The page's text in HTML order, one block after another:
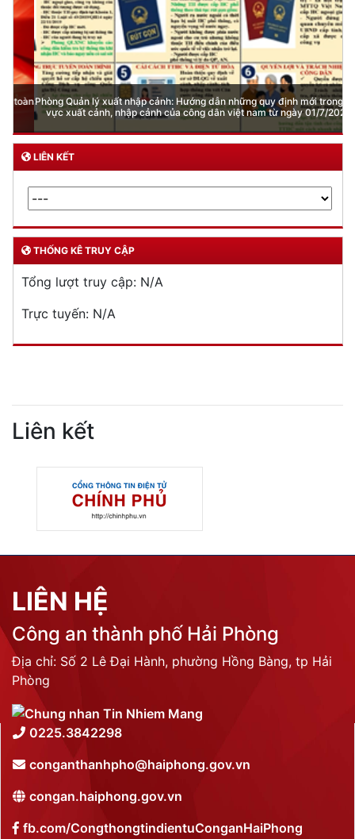
Phòng Quản lý xuất nhập cảnh: Hướng dẫn những quy định mới trong lĩnh
vực xuất cảnh, nhập cảnh của công dân việt nam từ ngày 01/7/2026
LIÊN KẾT
THỐNG KÊ TRUY CẬP
Tổng lượt truy cập: N/A
Trực tuyến: N/A
Liên kết
LIÊN HỆ
Công an thành phố Hải Phòng
Địa chỉ: Số 2 Lê Đại Hành, phường Hồng Bàng, tp Hải
Phòng
0225.3842298
conganthanhpho@haiphong.gov.vn
congan.haiphong.gov.vn
fb.com/CongthongtindientuConganHaiPhong